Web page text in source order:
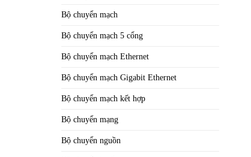
Bộ chuyển mạch
Bộ chuyển mạch 5 cổng
Bộ chuyển mạch Ethernet
Bộ chuyển mạch Gigabit Ethernet
Bộ chuyển mạch kết hợp
Bộ chuyển mạng
Bộ chuyển nguồn